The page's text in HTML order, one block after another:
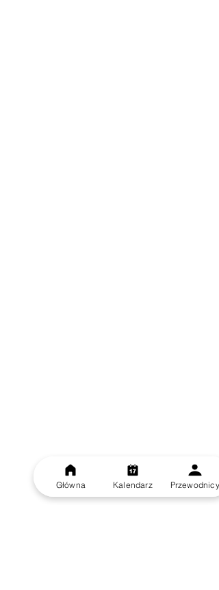
Główna Kalendarz Przewodnicy